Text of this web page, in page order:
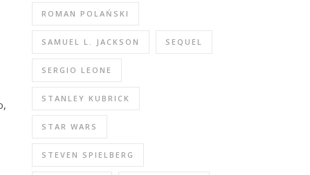
ROMAN POLAŃSKI
SAMUEL L. JACKSON SEQUEL
SERGIO LEONE
STANLEY KUBRICK
STAR WARS
STEVEN SPIELBERG